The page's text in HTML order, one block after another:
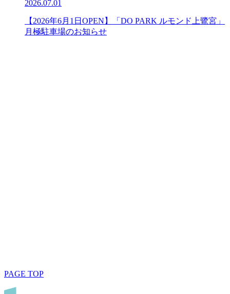
2026.07.01
【2026年6月1日OPEN】「DO PARK ルモンド上鷺宮」
月極駐車場のお知らせ
PAGE TOP